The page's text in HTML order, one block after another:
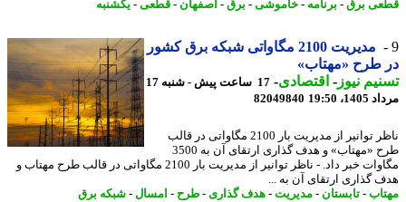
برق - برنامه -خاموشی-برق - اصفهان-قطعی-یکشنبه
مدیریت 2100 مگاواتی شبکه برق کشور
طرح «مهتاب»
نیوز-اقتصادی-
17 ساعت پیش - شنبه 17
19:50
82049840
ناظر توانیر از مدیریت بار 2100 مگاواتی در قالب
طرح «مهتاب» و هدف گذاری ارتقای آن به 3500
مگاوات خبر داد. - ناظر توانیر از مدیریت بار 2100 مگاواتی در قالب طرح مهتاب و
گذاری ارتقای آن به ...
-تابستان-مدیریت-هدف گذاری- طرح-امسال-شبکه برق